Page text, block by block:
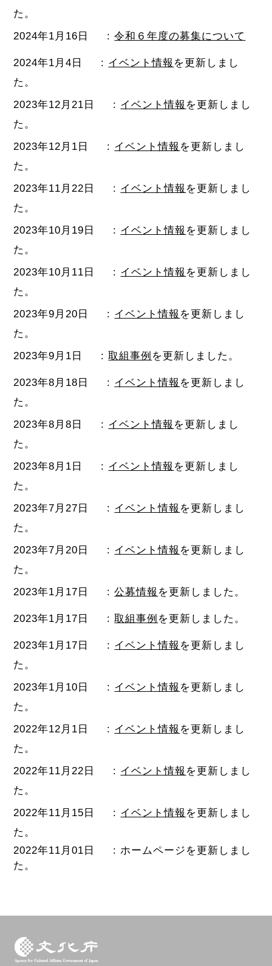
た。
2024年1月16日
:令和６年度の募集について
2024年1月4日 : イベント情報 を更新しまし
た。
2023年12月21日
: イベント情報 を更新しまし
た。
2023年12月1日
: イベント情報 を更新しまし
た。
2023年11月22日
: イベント情報 を更新しまし
た。
2023年10月19日
: イベント情報 を更新しまし
た。
2023年10月11日
: イベント情報 を更新しまし
た。
2023年9月20日
: イベント情報 を更新しまし
た。
2023年9月1日
:取組事例 を更新しました。
2023年8月18日 : イベント情報 を更新しまし
た。
2023年8月8日
: イベント情報 を更新しまし
た。
2023年8月1日
: イベント情報 を更新しまし
た。
2023年7月27日
: イベント情報 を更新しまし
た。
2023年7月20日
: イベント情報 を更新しまし
た。
2023年1月17日
:公募情報 を更新しました。
2023年1月17日 :取組事例 を更新しました。
2023年1月17日 : イベント情報 を更新しまし
た。
2023年1月10日
: イベント情報 を更新しまし
た。
2022年12月1日
: イベント情報 を更新しまし
た。
2022年11月22日
: イベント情報 を更新しまし
た。
2022年11月15日
: イベント情報 を更新しまし
た。
2022年11月01日
: ホームページを更新しまし
た。